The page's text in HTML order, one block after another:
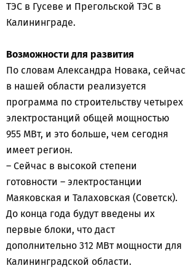
ТЭС в Гусеве и Прегольской ТЭС в
Калининграде.
Возможности для развития
По словам Александра Новака, сейчас
в нашей области реализуется
программа по строительству четырех
электростанций общей мощностью
955 МВт, и это больше, чем сегодня
имеет регион.
– Сейчас в высокой степени
готовности – электростанции
Маяковская и Талаховская (Советск).
До конца года будут введены их
первые блоки, что даст
дополнительно 312 МВт мощности для
Калининградской области.